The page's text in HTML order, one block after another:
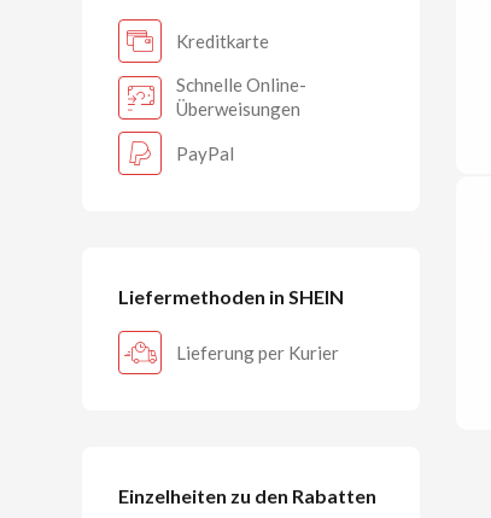
Kreditkarte
Schnelle Online-
Überweisungen
PayPal
Liefermethoden in SHEIN
Lieferung per Kurier
Einzelheiten zu den Rabatten